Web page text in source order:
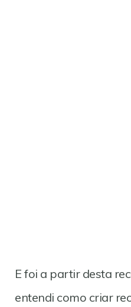
E foi a partir desta
entendi como criar